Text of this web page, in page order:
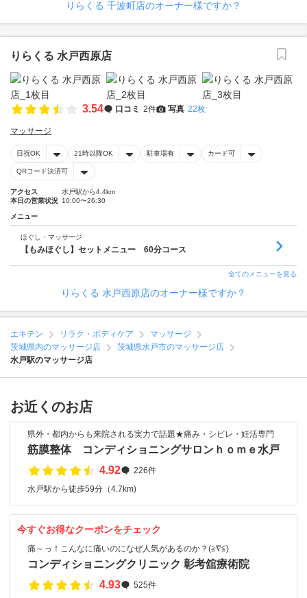
りらくる 千波町店のオーナー様ですか？
りらくる 水戸西原店
3.54 口コミ 2件 写真 22枚
マッサージ
日祝OK 21時以降OK 駐車場有 カード可
QRコード決済可
アクセス
水戸駅から4.4km
本日の営業状況 10:00〜26:30
メニュー
ほぐし・マッサージ
【もみほぐし】セットメニュー 60分コース
全てのメニューを見る
りらくる 水戸西原店のオーナー様ですか？
エキテン リラク・ボディケア
マッサージ
茨城県内のマッサージ店
茨城県水戸市のマッサージ店
水戸駅のマッサージ店
お近くのお店
県外・都内からも来院される実力で話題★痛み・シビレ・妊活専門
筋膜整体 コンディショニングサロンｈｏｍｅ水戸
4.92
226件
水戸駅から徒歩59分（4.7km)
今すぐお得なクーポンをチェック
痛～っ！こんなに痛いのになぜ人気があるのか？(≧∇≦)
コンディショニングクリニック 彰考舘療術院
4.93
525件